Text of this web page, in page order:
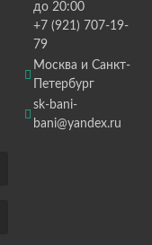
до 20:00
+7 (921) 707-19-
79
Москва и Санкт-
Петербург
sk-bani-
bani@yandex.ru